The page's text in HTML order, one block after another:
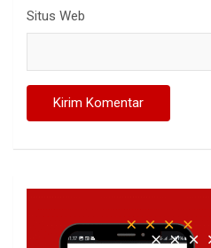
Situs Web